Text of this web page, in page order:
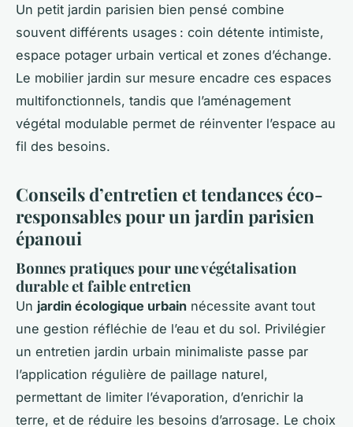
Un petit jardin parisien bien pensé combine
souvent différents usages : coin détente intimiste,
espace potager urbain vertical et zones d’échange.
Le mobilier jardin sur mesure encadre ces espaces
multifonctionnels, tandis que l’aménagement
végétal modulable permet de réinventer l’espace au
fil des besoins.
Conseils d’entretien et tendances éco-
responsables pour un jardin parisien
épanoui
Bonnes pratiques pour une végétalisation
durable et faible entretien
Un jardin écologique urbain nécessite avant tout
une gestion réfléchie de l’eau et du sol. Privilégier
un entretien jardin urbain minimaliste passe par
l’application régulière de paillage naturel,
permettant de limiter l’évaporation, d’enrichir la
terre, et de réduire les besoins d’arrosage. Le choix